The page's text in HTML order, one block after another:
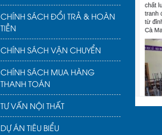
CHÍNH SÁCH ĐỔI TRẢ & HOÀN
TIỀN
CHÍNH SÁCH VẬN CHUYỂN
CHÍNH SÁCH MUA HÀNG
THANH TOÁN
TƯ VẤN NỘI THẤT
DỰ ÁN TIÊU BIỂU